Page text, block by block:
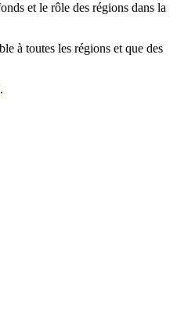
et le rôle des régions dans la
à toutes les régions et que des